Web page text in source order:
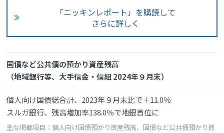
「ニッキンレポート」を購読して
さらに詳しく
国債など公共債の預かり資産残高
（地域銀行等、大手信金・信組 2024年９月末）
個人向け国債総合計、2023年９月末比で＋11.0％
スルガ銀行、残高増加率138.0％で地銀首位に
主な掲載項目：個人向け国債預かり資産残高、国債など公共債預かり資